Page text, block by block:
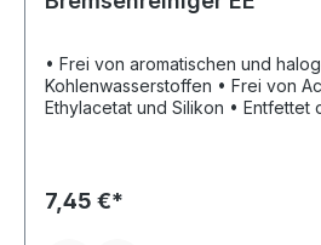
• Frei von aromatischen und
Kohlenwasserstoffen • Frei von Aceton, Butanol,
Ethylacetat und Silikon • Entfettet durch spezielle
Bremsklötzen, Federn, Backen,
Druckplatten und Kupplungsteilen
7,45 €*